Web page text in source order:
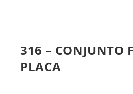
316 – CONJUNTO
PLACA